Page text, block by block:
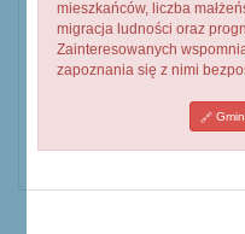
mieszkańców, liczba
migracja ludności oraz
Zainteresowanych
zapoznania się z nimi